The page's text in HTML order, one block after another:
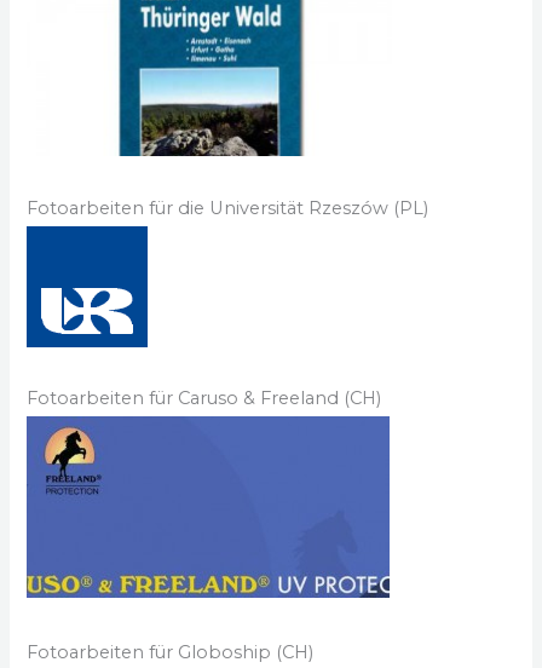
Fotoarbeiten für die Universität Rzeszów (PL)
Fotoarbeiten für Caruso & Freeland (CH)
Fotoarbeiten für Globoship (CH)